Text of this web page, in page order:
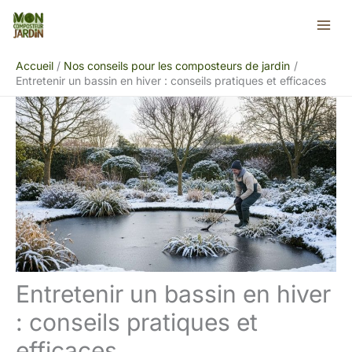
Aller
Accueil
Nos conseils pour les composteurs de jardin
Entretenir un bassin en hiver : conseils pratiques et efficaces
Entretenir un bassin en hiver
: conseils pratiques et
Rechercher